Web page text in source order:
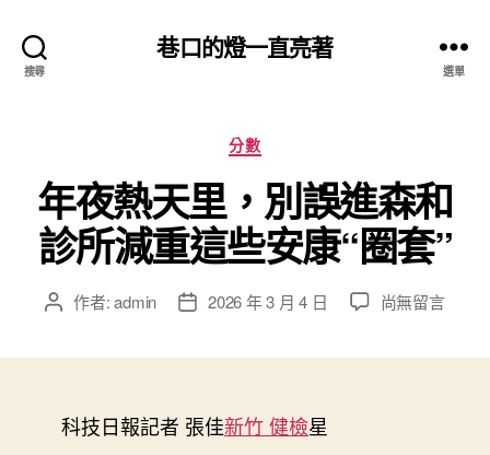
搜尋
巷口的燈一直亮著
選單
分
類
分數
年夜熱天里，別誤進森和
診所減重這些安康“圈套”
文 作者:admin
文
期
2026 年 3 月 4 日
在
尚無留言
科技日報記者 張佳新竹 健檢星